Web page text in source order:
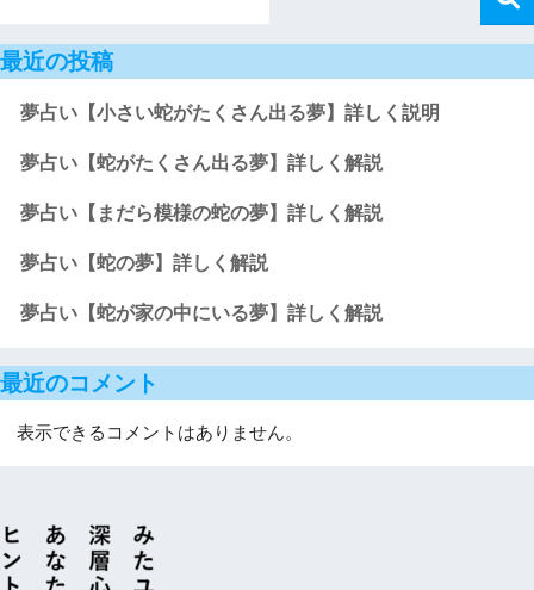
最近の投稿
夢占い【小さい蛇がたくさん出る夢】詳しく説明
夢占い【蛇がたくさん出る夢】詳しく解説
夢占い【まだら模様の蛇の夢】詳しく解説
夢占い【蛇の夢】詳しく解説
夢占い【蛇が家の中にいる夢】詳しく解説
最近のコメント
表示できるコメントはありません。